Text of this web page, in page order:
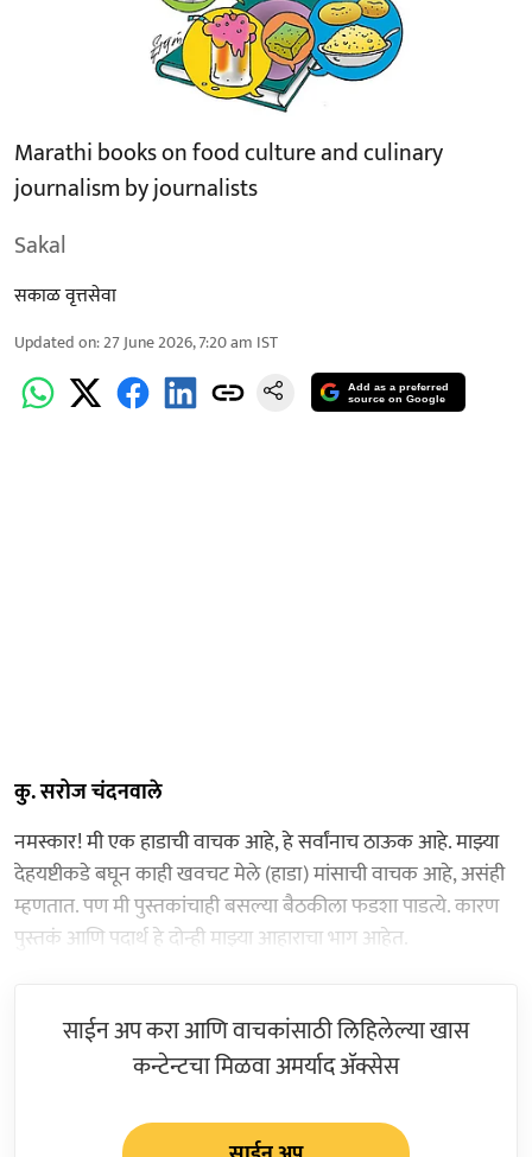
Marathi books on food culture and culinary
journalism by journalists
Sakal
सकाळ वृत्तसेवा
Updated on:27 June 2026, 7:20 am IST
Add as a preferred
source on Google
कु. सरोज चंदनवाले
नमस्कार! मी एक हाडाची वाचक आहे, हे सर्वांनाच ठाऊक आहे. माझ्या
देहयष्टीकडे बघून काही खवचट मेले (हाडा) मांसाची वाचक आहे, असंही
म्हणतात. पण मी पुस्तकांचाही बसल्या बैठकीला फडशा पाडत्ये. कारण
पुस्तकं आणि पदार्थ हे दोन्ही माझ्या आहाराचा भाग आहेत.
साईन अप करा आणि वाचकांसाठी लिहिलेल्या खास
कन्टेन्टचा मिळवा अमर्याद ॲक्सेस